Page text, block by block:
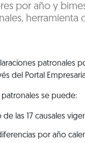
por año y
herramienta
del Portal
patronales se puede:
las 17 causales
por año